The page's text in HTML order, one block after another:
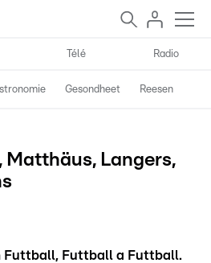
Télé Radio
Gesondheet Reesen
Matthäus, Langers,
Futtball, Futtball a Futtball.